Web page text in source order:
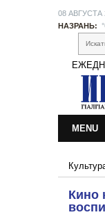
08
НАЗРАНЬ:
MENU
Кино